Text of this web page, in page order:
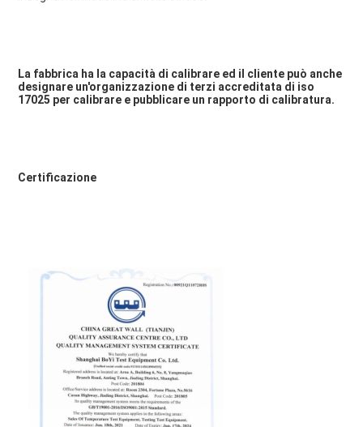
La fabbrica ha la capacità di calibrare ed il cliente può anche
designare un'organizzazione di terzi accreditata di iso
17025 per calibrare e pubblicare un rapporto di calibratura.
Certificazione